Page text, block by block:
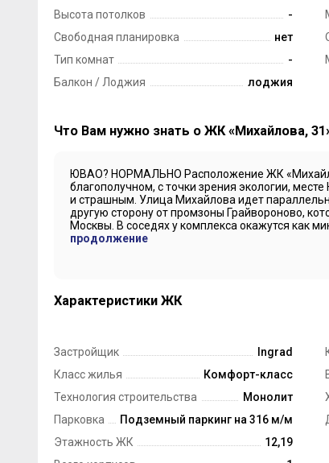
Высота потолков
-
Свободная планировка
нет
Тип комнат
-
Балкон / Лоджия
лоджия
Что Вам нужно знать о ЖК «Михайлова,
ЮВАО? НОРМАЛЬНО Расположение ЖК
благополучном, с точки зрения экологии,
и страшным. Улица Михайлова идет
другую сторону от промзоны Грайвороново,
Москвы. В соседях у комплекса окажутся как
продолжение
Характеристики ЖК
Застройщик
Ingrad
Класс жилья
Комфорт-класс
Технология строительства
Монолит
Парковка
Подземный паркинг на 316 м/м
Этажность ЖК
12,19